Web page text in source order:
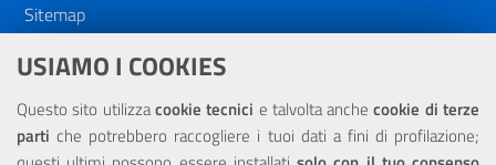
USIAMO I COOKIES
Questo sito utilizzacookie tecnici e talvolta anchecookie di terze
parti che potrebbero raccogliere i tuoi dati a fini di profilazione;
Sitemap
Dichiarazione di accessibilità
NOTE LEGALI
Privacy